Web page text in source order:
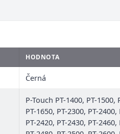
HODNOTA
Černá
P-Touch PT-1400, PT-1500,
PT-1650, PT-2300, PT-2400,
PT-2420, PT-2430, PT-2460,